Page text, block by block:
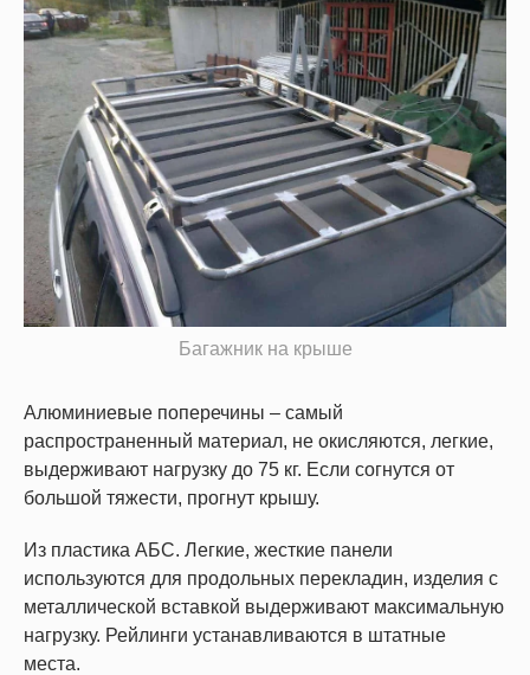
Багажник на крыше
Алюминиевые поперечины – самый
распространенный материал, не окисляются, легкие,
выдерживают нагрузку до 75 кг. Если согнутся от
большой тяжести, прогнут крышу.
Из пластика АБС. Легкие, жесткие панели
используются для продольных перекладин, изделия с
металлической вставкой выдерживают максимальную
нагрузку. Рейлинги устанавливаются в штатные
места.